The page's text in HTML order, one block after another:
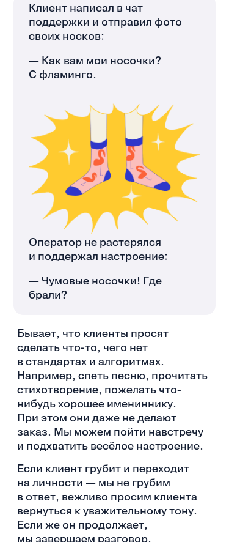
Клиент написал в чат
поддержки и отправил фото
своих носков:
— Как вам мои носочки?
С фламинго.
Оператор не растерялся
и поддержал настроение:
— Чумовые носочки! Где
брали?
Бывает, что клиенты просят
сделать что-то, чего нет
в стандартах и алгоритмах.
Например, спеть песню, прочитать
стихотворение, пожелать что-
нибудь хорошее имениннику.
При этом они даже не делают
заказ. Мы можем пойти навстречу
и подхватить весёлое настроение.
Если клиент грубит и переходит
на личности — мы не грубим
в ответ, вежливо просим клиента
вернуться к уважительному тону.
Если же он продолжает,
мы завершаем разговор,